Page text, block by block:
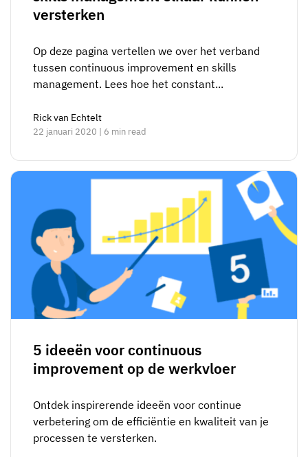
versterken
Op deze pagina vertellen we over het verband
tussen continuous improvement en skills
management. Lees hoe het constant...
Rick van Echtelt
22 januari 2020 | 6 min read
5 ideeën voor continuous
improvement op de werkvloer
Ontdek inspirerende ideeën voor continue
verbetering om de efficiëntie en kwaliteit van je
processen te versterken.